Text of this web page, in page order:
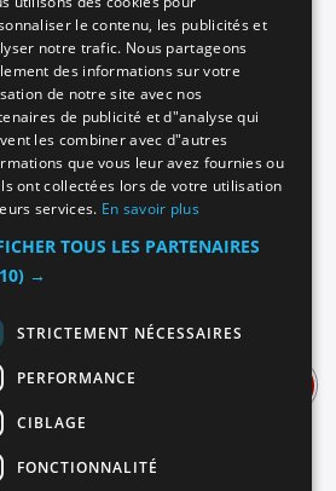
ITALIAN
SPANISH
FRENCH
le contenu, les publicités et
notre trafic. Nous partageons
des informations sur votre
de notre site avec nos
de publicité et d"analyse qui
les combiner avec d"autres
que vous leur avez fournies ou
ont collectées lors de votre utilisation
services. En savoir plus
TOUS LES PARTENAIRES
→
STRICTEMENT NÉCESSAIRES
PERFORMANCE
CIBLAGE
FONCTIONNALITÉ